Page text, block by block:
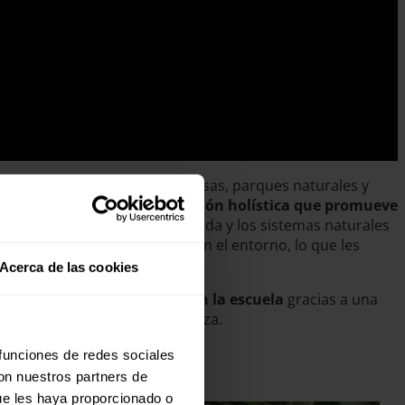
Acerca de las cookies
de redes sociales
nuestros partners de
les haya proporcionado o
que utilizan áreas boscosas, parques naturales y
inspirando una educación holística que promueve
el ciclo de la vida y los sistemas naturales
interactúan directamente con el entorno, lo que les
y la colaboración.
y compromiso con la escuela gracias a una
y aprecio por la naturaleza.